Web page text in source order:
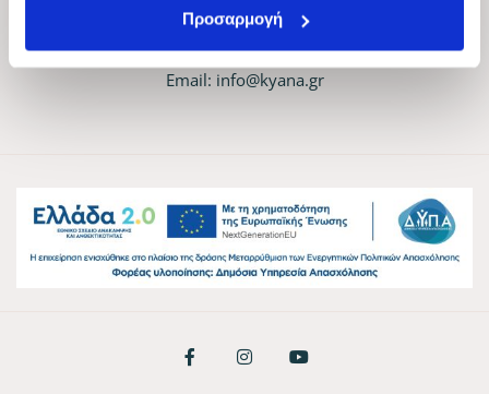
Προσαρμογή
Email: info@kyana.gr